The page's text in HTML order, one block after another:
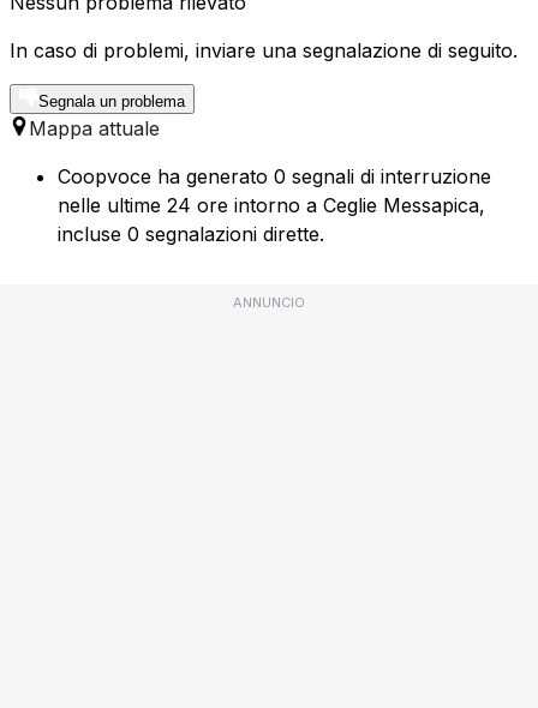
In caso di problemi, inviare una segnalazione di seguito.
Segnala un problema
Mappa attuale
Coopvoce ha generato 0 segnali di interruzione
nelle ultime 24 ore intorno a Ceglie Messapica,
incluse 0 segnalazioni dirette.
ANNUNCIO